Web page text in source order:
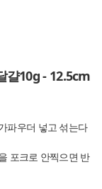
걀10g - 12.5cm
파우더 넣고 섞는다
포크로 안찍으면 반